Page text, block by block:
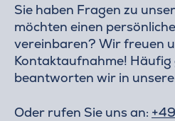
Sie haben Fragen zu
möchten einen
vereinbaren? Wir freuen
Kontaktaufnahme! Häufig
beantworten wir in
Oder rufen Sie uns an: